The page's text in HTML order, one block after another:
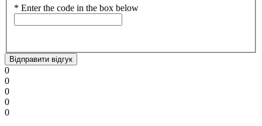
* Enter the code in the box below
Відправити відгук
0
0
0
0
0